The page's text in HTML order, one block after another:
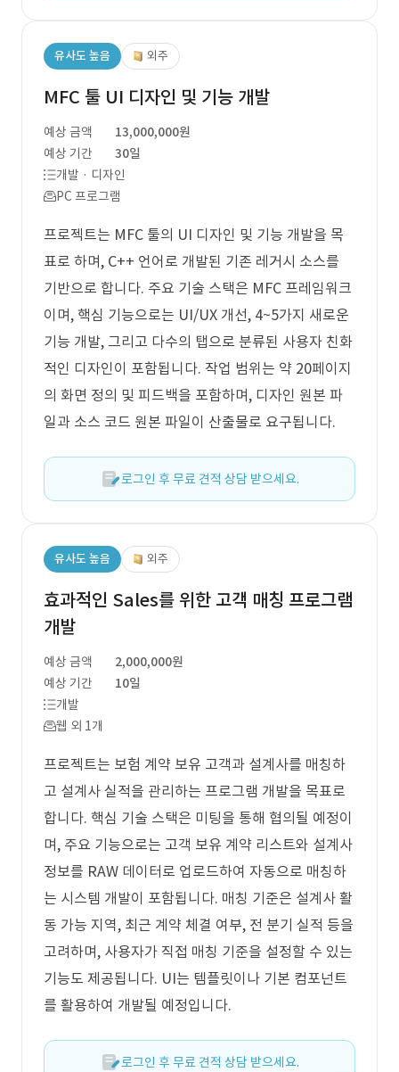
유사도 높음 외주
MFC 툴 UI 디자인 및 기능 개발
예상 금액
13,000,000원
예상 기간
30일
개발 · 디자인
PC 프로그램
프로젝트는 MFC 툴의 UI 디자인 및 기능 개발을 목
표로 하며, C++ 언어로 개발된 기존 레거시 소스를
기반으로 합니다. 주요 기술 스택은 MFC 프레임워크
이며, 핵심 기능으로는 UI/UX 개선, 4~5가지 새로운
기능 개발, 그리고 다수의 탭으로 분류된 사용자 친화
적인 디자인이 포함됩니다. 작업 범위는 약 20페이지
의 화면 정의 및 피드백을 포함하며, 디자인 원본 파
일과 소스 코드 원본 파일이 산출물로 요구됩니다.
로그인 후 무료 견적 상담 받으세요.
유사도 높음 외주
효과적인 Sales를 위한 고객 매칭 프로그램
개발
예상 금액
2,000,000원
예상 기간
10일
개발
웹 외 1개
프로젝트는 보험 계약 보유 고객과 설계사를 매칭하
고 설계사 실적을 관리하는 프로그램 개발을 목표로
합니다. 핵심 기술 스택은 미팅을 통해 협의될 예정이
며, 주요 기능으로는 고객 보유 계약 리스트와 설계사
정보를 RAW 데이터로 업로드하여 자동으로 매칭하
는 시스템 개발이 포함됩니다. 매칭 기준은 설계사 활
동 가능 지역, 최근 계약 체결 여부, 전 분기 실적 등을
고려하며, 사용자가 직접 매칭 기준을 설정할 수 있는
기능도 제공됩니다. UI는 템플릿이나 기본 컴포넌트
를 활용하여 개발될 예정입니다.
로그인 후 무료 견적 상담 받으세요.